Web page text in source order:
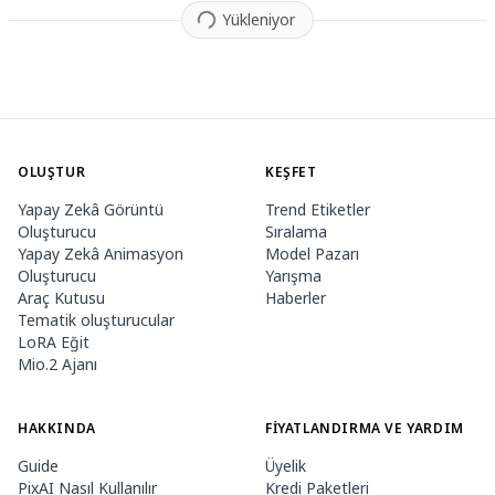
Yükleniyor
OLUŞTUR
Yapay Zekâ Görüntü
Oluşturucu
Yapay Zekâ Animasyon
Oluşturucu
Araç Kutusu
Tematik oluşturucular
LoRA Eğit
Mio.2 Ajanı
KEŞFET
Trend Etiketler
Sıralama
Model Pazarı
Yarışma
Haberler
HAKKINDA
Guide
PixAI Nasıl Kullanılır
FIYATLANDIRMA VE YARDIM
Üyelik
Kredi Paketleri